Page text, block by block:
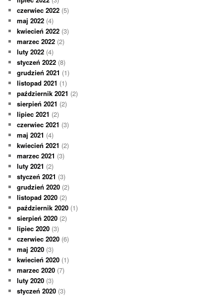
czerwiec 2022 (5)
maj 2022 (4)
kwiecień 2022 (3)
marzec 2022 (2)
luty 2022 (4)
styczeń 2022 (8)
grudzień 2021 (1)
listopad 2021 (1)
październik 2021 (2)
sierpień 2021 (2)
lipiec 2021 (2)
czerwiec 2021 (3)
maj 2021 (4)
kwiecień 2021 (2)
marzec 2021 (3)
luty 2021 (2)
styczeń 2021 (3)
grudzień 2020 (2)
listopad 2020 (2)
październik 2020 (1)
sierpień 2020 (2)
lipiec 2020 (3)
czerwiec 2020 (6)
maj 2020 (3)
kwiecień 2020 (1)
marzec 2020 (7)
luty 2020 (3)
styczeń 2020 (3)